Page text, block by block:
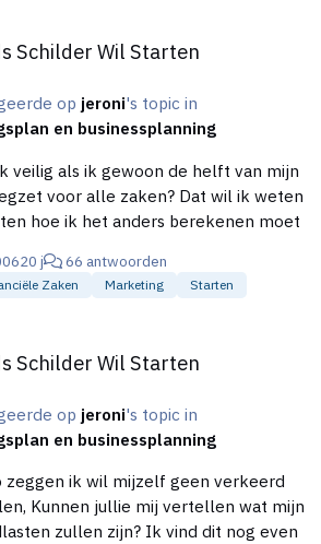
ga nemen,krijg ik geen of haast
overwegen om door te zetten
de wil is er echt hoor!!!!!! En
gelijk hoor wat betreft de
een 2ehands zijn over paar jaar
nieuw kopen,hoop dat ik een zeer
Schilder Wil Starten
op jeroni's topic in
en businessplanning
veilig als ik gewoon de helft van mijn
alle zaken? Dat wil ik weten
hoe ik het anders berekenen moet
20 j 66 antwoorden
Zaken Marketing Starten
Schilder Wil Starten
op jeroni's topic in
en businessplanning
zeggen ik wil mijzelf geen verkeerd
wat mijn
zijn? Ik vind dit nog even